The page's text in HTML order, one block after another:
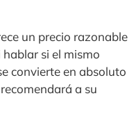
un precio razonable
si el mismo
convierte en absoluto
a su